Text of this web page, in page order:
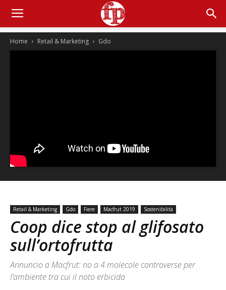
Home Retail & Marketing Gdo
Retail & Marketing Gdo Fiere Macfrut 2019 Sostenibilità
Coop dice stop al glifosato
sull’ortofrutta
Annuncio a Macfrut: no a 4 molecole controverse per
l’ambiente tra cui il noto erbicida